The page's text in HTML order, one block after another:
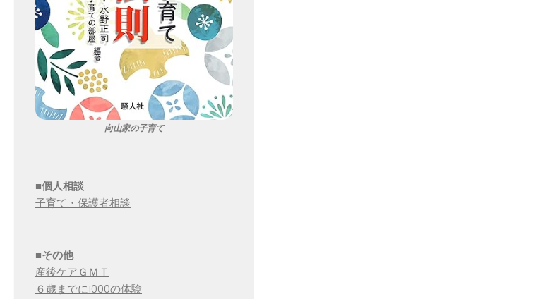
向山家の子育て
■個人相談
子育て・保護者相談
■その他
産後ケアＧＭＴ
６歳までに1000の体験